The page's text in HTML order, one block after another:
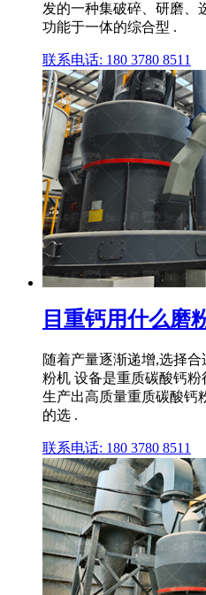
发的一种集破碎、研磨、
功能于一体的综合型 .
联系电话: 180 3780 8511
目重钙用什么磨
随着产量逐渐递增,选择
粉机 设备是重质碳酸钙
生产出高质量重质碳酸钙
的选 .
联系电话: 180 3780 8511